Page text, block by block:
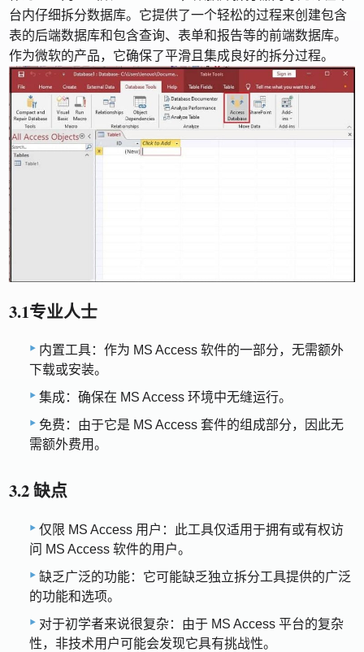
台内仔细拆分数据库。它提供了一个轻松的过程来创建包含
表的后端数据库和包含查询、表单和报告等的前端数据库。
作为微软的产品，它确保了平滑且集成良好的拆分过程。
3.1专业人士
内置工具：作为 MS Access 软件的一部分，无需额外
下载或安装。
集成：确保在 MS Access 环境中无缝运行。
免费：由于它是 MS Access 套件的组成部分，因此无
需额外费用。
3.2 缺点
仅限 MS Access 用户：此工具仅适用于拥有或有权访
问 MS Access 软件的用户。
缺乏广泛的功能：它可能缺乏独立拆分工具提供的广泛
的功能和选项。
对于初学者来说很复杂：由于 MS Access 平台的复杂
性，非技术用户可能会发现它具有挑战性。